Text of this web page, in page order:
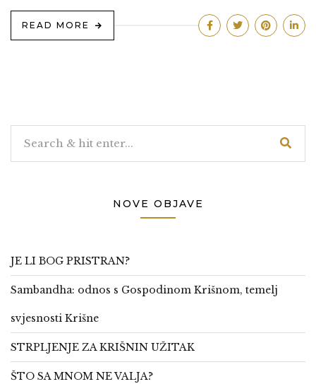
READ MORE
NOVE OBJAVE
JE LI BOG PRISTRAN?
Sambandha: odnos s Gospodinom Krišnom, temelj
svjesnosti Krišne
STRPLJENJE ZA KRIŠNIN UŽITAK
ŠTO SA MNOM NE VALJA?